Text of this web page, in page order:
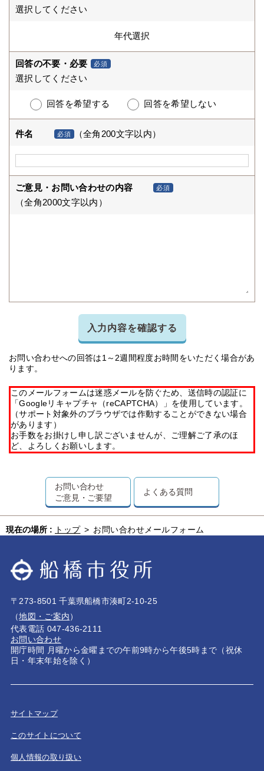
選択してください
回答の不要・必要 必須
選択してください
回答を希望する 回答を希望しない
件名 必須 （全角200文字以内）
ご意見・お問い合わせの内容 必須
（全角2000文字以内）
入力内容を確認する
お問い合わせへの回答は1～2週間程度お時間をいただく場合があ
ります。
このメールフォームは迷惑メールを防ぐため、送信時の認証に
「Googleリキャプチャ（reCAPTCHA）」を使用しています。
（サポート対象外のブラウザでは作動することができない場合
があります）
お手数をお掛けし申し訳ございませんが、ご理解ご了承のほ
ど、よろしくお願いします。
お問い合わせ
ご意見・ご要望
よくある質問
現在の場所 : トップ > お問い合わせメールフォーム
〒273-8501 千葉県船橋市湊町2-10-25
（地図・ご案内）
代表電話 047-436-2111
お問い合わせ
開庁時間 月曜から金曜までの午前9時から午後5時まで（祝休
日・年末年始を除く）
サイトマップ
このサイトについて
個人情報の取り扱い